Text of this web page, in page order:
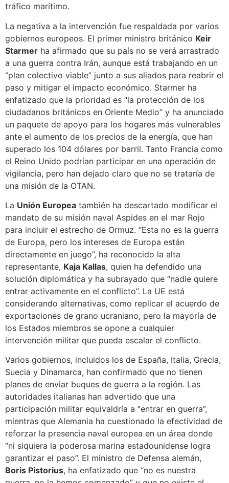
tráfico marítimo.
La negativa a la intervención fue respaldada por varios
gobiernos europeos. El primer ministro británico Keir
Starmer ha afirmado que su país no se verá arrastrado
a una guerra contra Irán, aunque está trabajando en un
“plan colectivo viable” junto a sus aliados para reabrir el
paso y mitigar el impacto económico. Starmer ha
enfatizado que la prioridad es “la protección de los
ciudadanos británicos en Oriente Medio” y ha anunciado
un paquete de apoyo para los hogares más vulnerables
ante el aumento de los precios de la energía, que han
superado los 104 dólares por barril. Tanto Francia como
el Reino Unido podrían participar en una operación de
vigilancia, pero han dejado claro que no se trataría de
una misión de la OTAN.
La Unión Europea también ha descartado modificar el
mandato de su misión naval Aspides en el mar Rojo
para incluir el estrecho de Ormuz. “Esta no es la guerra
de Europa, pero los intereses de Europa están
directamente en juego”, ha reconocido la alta
representante, Kaja Kallas, quien ha defendido una
solución diplomática y ha subrayado que “nadie quiere
entrar activamente en el conflicto”. La UE está
considerando alternativas, como replicar el acuerdo de
exportaciones de grano ucraniano, pero la mayoría de
los Estados miembros se opone a cualquier
intervención militar que pueda escalar el conflicto.
Varios gobiernos, incluidos los de España, Italia, Grecia,
Suecia y Dinamarca, han confirmado que no tienen
planes de enviar buques de guerra a la región. Las
autoridades italianas han advertido que una
participación militar equivaldría a “entrar en guerra”,
mientras que Alemania ha cuestionado la efectividad de
reforzar la presencia naval europea en un área donde
“ni siquiera la poderosa marina estadounidense logra
garantizar el paso”. El ministro de Defensa alemán,
Boris Pistorius, ha enfatizado que “no es nuestra